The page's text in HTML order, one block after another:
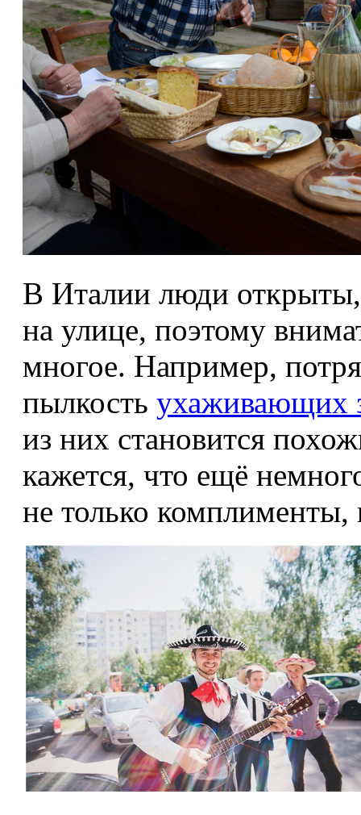
В Италии люди
на улице, поэтому
многое. Например,
пылкость ухаживающих
из них становится
кажется, что ещё
не только комплименты,